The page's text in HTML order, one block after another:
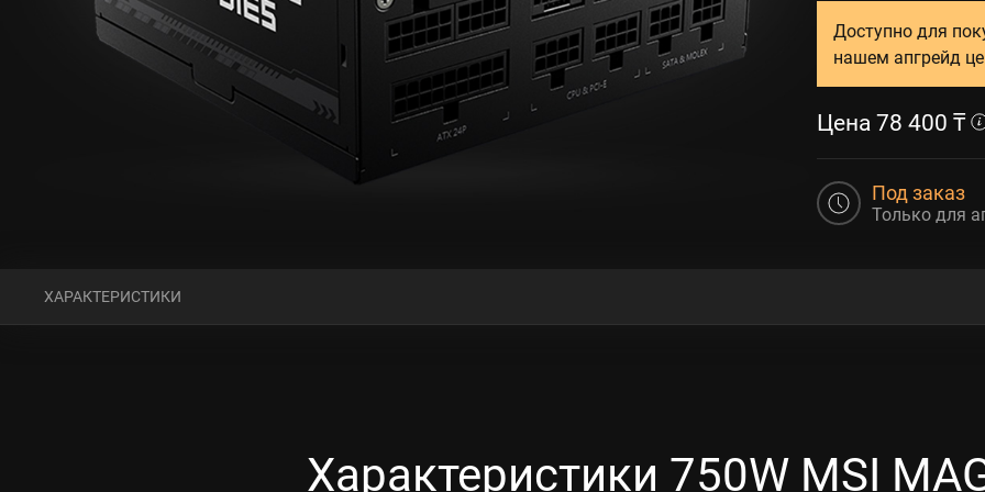
Доступно для
нашем апгрейд
Цена78 400 ₸
Под заказ
Только для
ХАРАКТЕРИСТИКИ
Характеристики 750W MSI